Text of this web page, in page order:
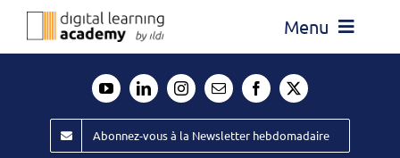
Passer
Menu
Évènements ILDI
Abonnez-vous à la Newsletter hebdomadaire